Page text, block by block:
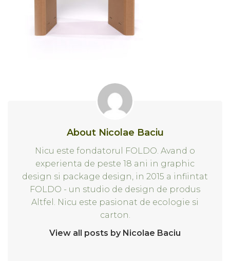
About Nicolae Baciu
Nicu este fondatorul FOLDO. Avand o
experienta de peste 18 ani in graphic
design si package design, in 2015 a infiintat
FOLDO - un studio de design de produs
Altfel. Nicu este pasionat de ecologie si
carton.
View all posts by Nicolae Baciu